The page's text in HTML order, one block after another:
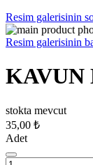
Resim galerisinin
Resim galerisinin
KAVUN
stokta mevcut
35,00 ₺
Adet